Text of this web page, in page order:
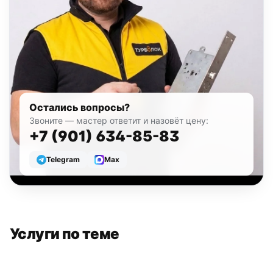
Остались вопросы?
Звоните — мастер ответит и назовёт цену:
+7 (901) 634-85-83
Telegram Max
Услуги по теме